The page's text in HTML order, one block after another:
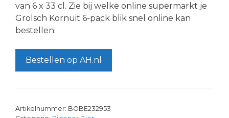
van 6 x 33 cl. Zie bij welke online supermarkt je
Grolsch Kornuit 6-pack blik snel online kan
bestellen.
Bestellen op AH.nl
Artikelnummer: BOBE232953